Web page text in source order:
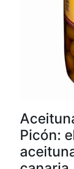
Picón: